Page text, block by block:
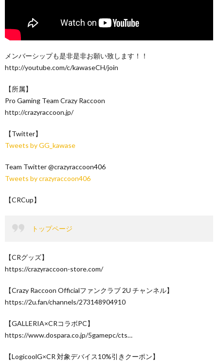
メンバーシップも是非是非お願い致します！！
http://youtube.com/c/kawaseCH/join
【所属】
Pro Gaming Team Crazy Raccoon
http://crazyraccoon.jp/​
【Twitter】
Tweets by GG_kawase
Team Twitter @crazyraccoon406
Tweets by crazyraccoon406
【CRCup】
トップページ
【CRグッズ】
https://crazyraccoon-store.com/
【Crazy Raccoon Officialファンクラブ 2U チャンネル】
https://2u.fan/channels/273148904910
【GALLERIA×CRコラボPC】
https://www.dospara.co.jp/5gamepc/cts…
【LogicoolG×CR 対象デバイス10%引きクーポン】